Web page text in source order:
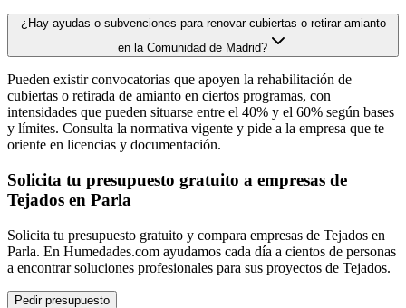
¿Hay ayudas o subvenciones para renovar cubiertas o retirar amianto
en la Comunidad de Madrid?
Pueden existir convocatorias que apoyen la rehabilitación de
cubiertas o retirada de amianto en ciertos programas, con
intensidades que pueden situarse entre el 40% y el 60% según bases
y límites. Consulta la normativa vigente y pide a la empresa que te
oriente en licencias y documentación.
Solicita tu presupuesto gratuito a empresas de
Tejados en Parla
Solicita tu presupuesto gratuito y compara empresas de Tejados en
Parla. En Humedades.com ayudamos cada día a cientos de personas
a encontrar soluciones profesionales para sus proyectos de Tejados.
Pedir presupuesto